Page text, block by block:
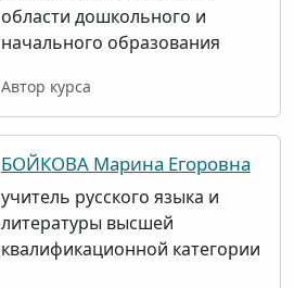
области дошкольного и
начального образования
Автор курса
БОЙКОВА Марина Егоровна
учитель русского языка и
литературы высшей
квалификационной категории